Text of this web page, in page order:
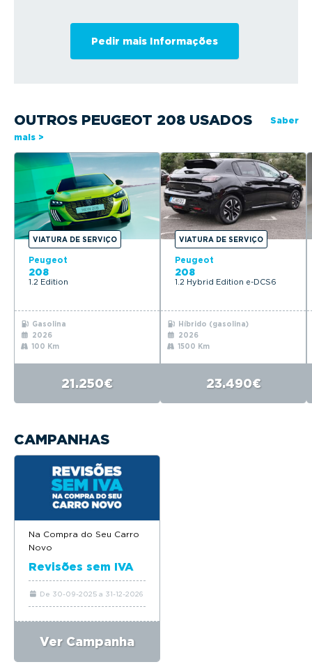
OUTROS PEUGEOT 208 USADOS
Saber
mais >
VIATURA DE SERVIÇO
Peugeot
208
1.2 Edition
Gasolina
2026
100 Km
21.250€
VIATURA DE SERVIÇO
Peugeot
208
1.2 Hybrid Edition e-DCS6
Híbrido (gasolina)
2026
1500 Km
23.490€
CAMPANHAS
Na Compra do Seu Carro
Novo
Revisões sem IVA
De 30-09-2025 a 31-12-2026
Ver Campanha